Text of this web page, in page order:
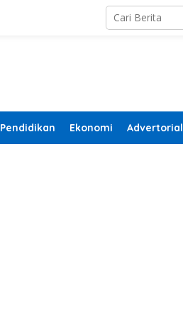
Pendidikan Ekonomi Advertorial